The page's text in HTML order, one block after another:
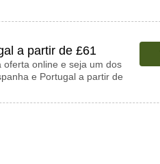
a partir de £61
oferta online e seja um dos
e Portugal a partir de